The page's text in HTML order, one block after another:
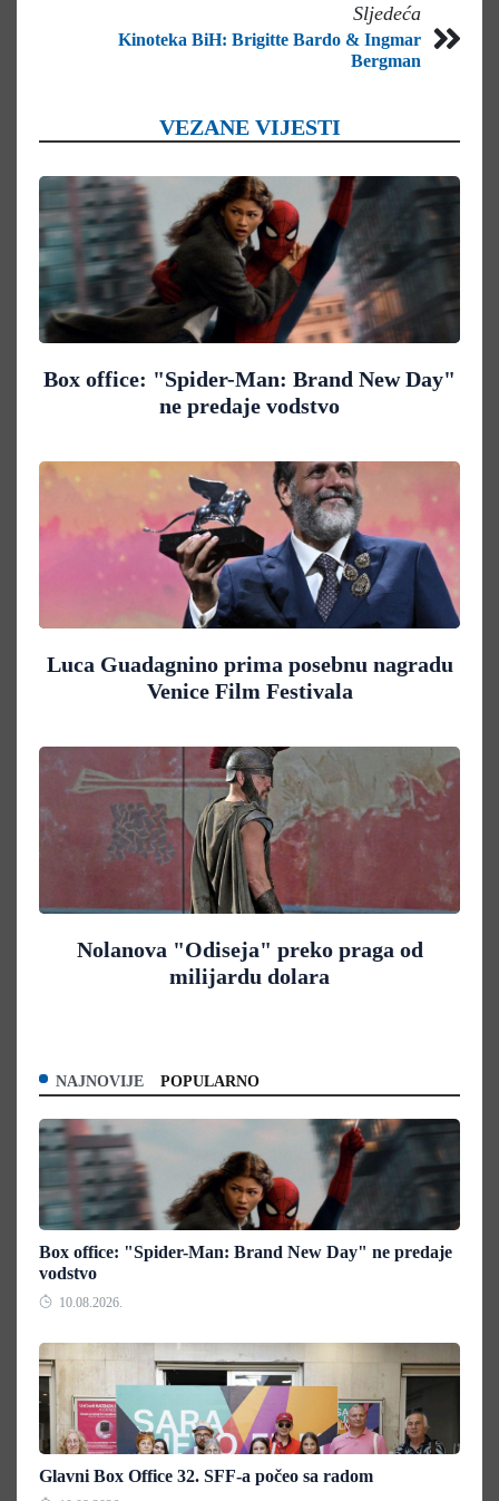
Sljedeća
Kinoteka BiH: Brigitte Bardo & Ingmar
Bergman
VEZANE VIJESTI
Box office: "Spider-Man: Brand New Day"
ne predaje vodstvo
Luca Guadagnino prima posebnu nagradu
Venice Film Festivala
Nolanova "Odiseja" preko praga od
milijardu dolara
NAJNOVIJE POPULARNO
Box office: "Spider-Man: Brand New Day" ne predaje
vodstvo
10.08.2026.
Glavni Box Office 32. SFF-a počeo sa radom